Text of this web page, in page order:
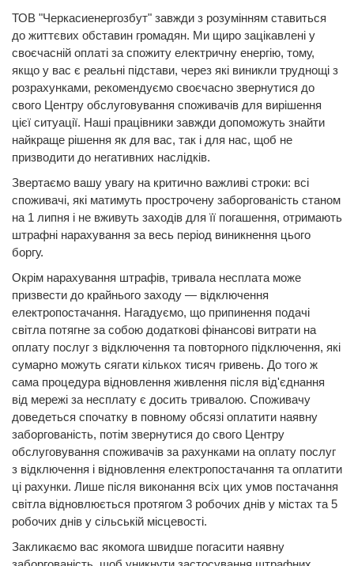
ТОВ "Черкасиенергозбут" завжди з розумінням ставиться
до життєвих обставин громадян. Ми щиро зацікавлені у
своєчасній оплаті за спожиту електричну енергію, тому,
якщо у вас є реальні підстави, через які виникли труднощі з
розрахунками, рекомендуємо своєчасно звернутися до
свого Центру обслуговування споживачів для вирішення
цієї ситуації. Наші працівники завжди допоможуть знайти
найкраще рішення як для вас, так і для нас, щоб не
призводити до негативних наслідків.
Звертаємо вашу увагу на критично важливі строки: всі
споживачі, які матимуть прострочену заборгованість станом
на 1 липня і не вживуть заходів для її погашення, отримають
штрафні нарахування за весь період виникнення цього
боргу.
Окрім нарахування штрафів, тривала несплата може
призвести до крайнього заходу — відключення
електропостачання. Нагадуємо, що припинення подачі
світла потягне за собою додаткові фінансові витрати на
оплату послуг з відключення та повторного підключення, які
сумарно можуть сягати кількох тисяч гривень. До того ж
сама процедура відновлення живлення після від'єднання
від мережі за несплату є досить тривалою. Споживачу
доведеться спочатку в повному обсязі оплатити наявну
заборгованість, потім звернутися до свого Центру
обслуговування споживачів за рахунками на оплату послуг
з відключення і відновлення електропостачання та оплатити
ці рахунки. Лише після виконання всіх цих умов постачання
світла відновлюється протягом 3 робочих днів у містах та 5
робочих днів у сільській місцевості.
Закликаємо вас якомога швидше погасити наявну